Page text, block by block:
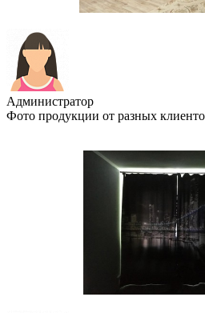
Администратор
Фото продукции от разных